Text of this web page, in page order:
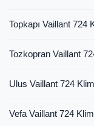
Topkapı Vaillant 724
Tozkopran Vaillant
Ulus Vaillant 724
Vefa Vaillant 724